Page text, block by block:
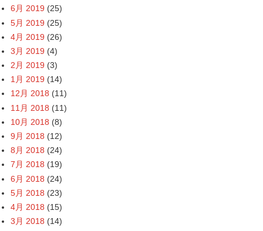
6月 2019 (25)
5月 2019 (25)
4月 2019 (26)
3月 2019 (4)
2月 2019 (3)
1月 2019 (14)
12月 2018 (11)
11月 2018 (11)
10月 2018 (8)
9月 2018 (12)
8月 2018 (24)
7月 2018 (19)
6月 2018 (24)
5月 2018 (23)
4月 2018 (15)
3月 2018 (14)